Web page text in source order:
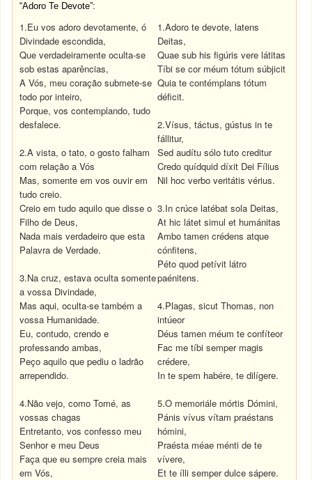
“Adoro Te Devote”:
1.Eu vos adoro devotamente, ó
Divindade escondida,
Que verdadeiramente oculta-se
sob estas aparências,
A Vós, meu coração submete-se
todo por inteiro,
Porque, vos contemplando, tudo
desfalece.
2.A vista, o tato, o gosto falham
com relação a Vós
Mas, somente em vos ouvir em
tudo creio.
Creio em tudo aquilo que disse o
Filho de Deus,
Nada mais verdadeiro que esta
Palavra de Verdade.
3.Na cruz, estava oculta somente
a vossa Divindade,
Mas aqui, oculta-se também a
vossa Humanidade.
Eu, contudo, crendo e
professando ambas,
Peço aquilo que pediu o ladrão
arrependido.
4.Não vejo, como Tomé, as
vossas chagas
Entretanto, vos confesso meu
Senhor e meu Deus
Faça que eu sempre creia mais
em Vós,
1.Adoro te devote, latens
Deitas,
Quae sub his figúris vere látitas
Tíbi se cor méum tótum súbjicit
Quia te contémplans tótum
déficit.
2.Vísus, táctus, gústus in te
fállitur,
Sed audítu sólo tuto creditur
Credo quídquid díxit Dei Fílius
Nil hoc verbo veritátis vérius.
3.In crúce latébat sola Deitas,
At hic látet simul et humánitas
Ambo tamen crédens atque
cónfitens,
Péto quod petívit látro
paénitens.
4.Plagas, sicut Thomas, non
intúeor
Déus tamen méum te confíteor
Fac me tíbi semper magis
crédere,
In te spem habére, te dilígere.
5.O memoriále mórtis Dómini,
Pánis vívus vítam praéstans
hómini,
Praésta méae ménti de te
vívere,
Et te ílli semper dulce sápere.